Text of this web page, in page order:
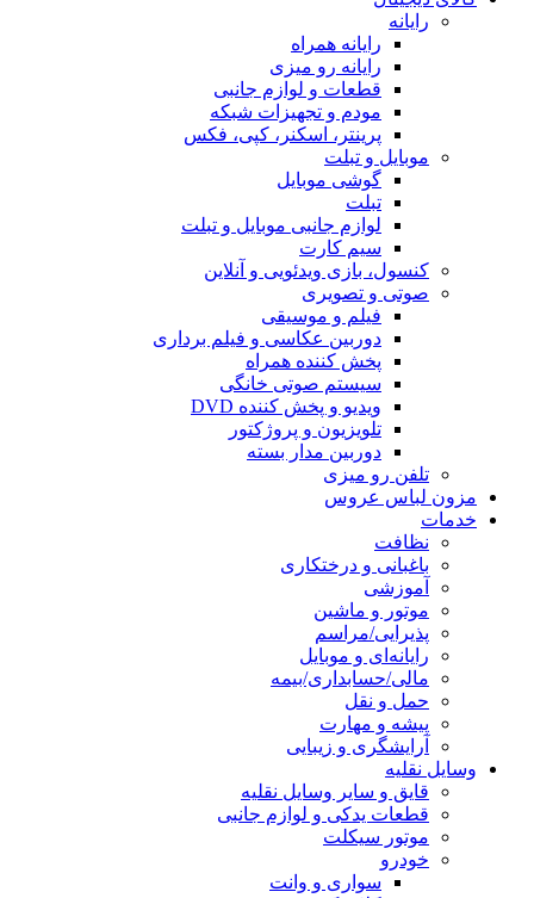
رایانه
رایانه همراه
رایانه رو میزی
قطعات و لوازم جانبی
مودم و تجهیزات شبکه
پرینتر، اسکنر، کپی، فکس
موبایل و تبلت
گوشی موبایل
تبلت
لوازم جانبی موبایل و تبلت
سیم کارت
کنسول، بازی‌ ویدئویی و آنلاین
صوتی و تصویری
فیلم و موسیقی
دوربین عکاسی و فیلم برداری
پخش کننده همراه
سیستم صوتی خانگی
ویدیو و پخش کننده DVD
تلویزیون و پروژکتور
دوربین مدار بسته
تلفن رو میزی
مزون لباس عروس
خدمات
نظافت
باغبانی و درختکاری
آموزشی
موتور و ماشین
پذیرایی/مراسم
رایانه‌ای و موبایل
مالی/حسابداری/بیمه
حمل و نقل
پیشه و مهارت
آرایشگری و زیبایی
وسایل نقلیه
قایق و سایر وسایل نقلیه
قطعات یدکی و لوازم جانبی
موتور سیکلت
خودرو
سواری و وانت